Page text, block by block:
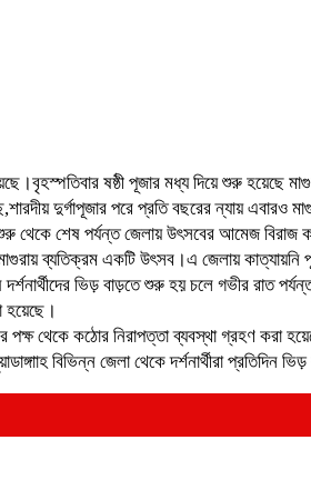
ষষ্ঠী পূজার মধ্য দিয়ে শুরু হয়েছে
দুর্গাপূজার পরে প্রতি বছরের ন্যায়
শেষ পর্যন্ত জেলায় উৎসবের আমেজ বিরাজ
মাগুরায় ব্যতিক্রম একটি উৎসব।এ জেলায়
দর্শনার্থীদের ভিড় বাড়তে শুরু হয় চলে গভীর
হয়েছে।
থেকে কঠোর নিরাপত্তা ব্যবস্থা গ্রহণ করা
বিভিন্ন জেলা থেকে দর্শনার্থীরা